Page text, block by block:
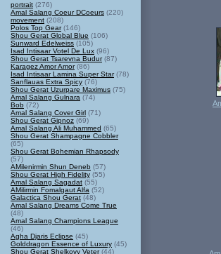
portrait (276)
Amal Salang Coeur DCoeurs (220)
movement (208)
Polos Top Gear(146)
Shou Gerat Global Blue (106)
Sunward Edelweiss (105)
Isad Intisaar Votel De Lux (96)
Shou Gerat Tsarevna Budur(87)
Karagez Amor Amor(86)
Isad Intisaar Lamina Super Star(78)
Sanflauas Extra Spicy (76)
Shou Gerat Uzurpare Maximus (75)
Amal Salang Gulnara (74)
Bob (72)
Amal Salang Cover Girl (71)
Shou Gerat Gipnoz (69)
Amal Salang Ali Muhammed (65)
Shou Gerat Shampagne Cobbler
(65)
Shou Gerat Bohemian Rhapsody
(57)
AMilenirmin Shun Deneb (57)
Shou Gerat High Fidelity (55)
Amal Salang Sagadat (55)
AMilirmin Fomalgaut Alfa (52)
Galactica Shou Gerat (48)
Amal Salang Dreams Come True
(48)
Amal Salang Champions League
(46)
Agha Djaris Eclipse (45)
Golddragon Essence of Luxury (45)
Shou Gerat Shelkovy Veter(44)